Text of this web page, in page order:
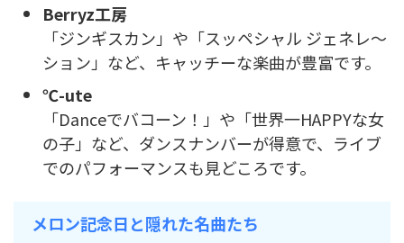
Berryz工房
「ジンギスカン」や「スッペシャル ジェネレ～
ション」など、キャッチーな楽曲が豊富です。
℃-ute
「Danceでバコーン！」や「世界一HAPPYな女
の子」など、ダンスナンバーが得意で、ライブ
でのパフォーマンスも見どころです。
メロン記念日と隠れた名曲たち